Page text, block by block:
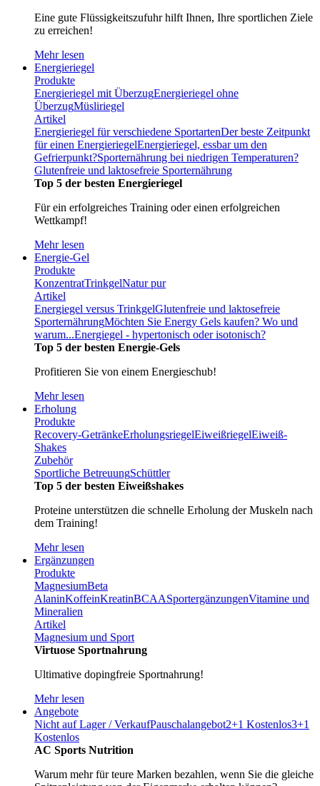
Eine gute Flüssigkeitszufuhr hilft Ihnen, Ihre sportlichen Ziele
zu erreichen!
Mehr lesen
Energieriegel
Produkte
Energieriegel mit ÜberzugEnergieriegel ohne
ÜberzugMüsliriegel
Artikel
Energieriegel für verschiedene SportartenDer beste Zeitpunkt
für einen EnergieriegelEnergieriegel, essbar um den
Gefrierpunkt?Sporternährung bei niedrigen Temperaturen?
Glutenfreie und laktosefreie Sporternährung
Top 5 der besten Energieriegel
Für ein erfolgreiches Training oder einen erfolgreichen
Wettkampf!
Mehr lesen
Energie-Gel
Produkte
KonzentratTrinkgelNatur pur
Artikel
Energiegel versus TrinkgelGlutenfreie und laktosefreie
SporternährungMöchten Sie Energy Gels kaufen? Wo und
warum...Energiegel - hypertonisch oder isotonisch?
Top 5 der besten Energie-Gels
Profitieren Sie von einem Energieschub!
Mehr lesen
Erholung
Produkte
Recovery-GetränkeErholungsriegelEiweißriegelEiweiß-
Shakes
Zubehör
Sportliche BetreuungSchüttler
Top 5 der besten Eiweißshakes
Proteine unterstützen die schnelle Erholung der Muskeln nach
dem Training!
Mehr lesen
Ergänzungen
Produkte
MagnesiumBeta
AlaninKoffeinKreatinBCAASportergänzungenVitamine und
Mineralien
Artikel
Magnesium und Sport
Virtuose Sportnahrung
Ultimative dopingfreie Sportnahrung!
Mehr lesen
Angebote
Nicht auf Lager / VerkaufPauschalangebot2+1 Kostenlos3+1
Kostenlos
AC Sports Nutrition
Warum mehr für teure Marken bezahlen, wenn Sie die gleiche